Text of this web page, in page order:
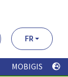
FR
MOBIGIS